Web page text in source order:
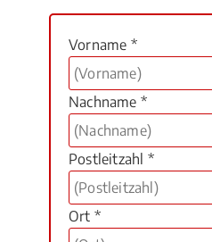
Vorname *
Nachname *
Postleitzahl *
Ort *